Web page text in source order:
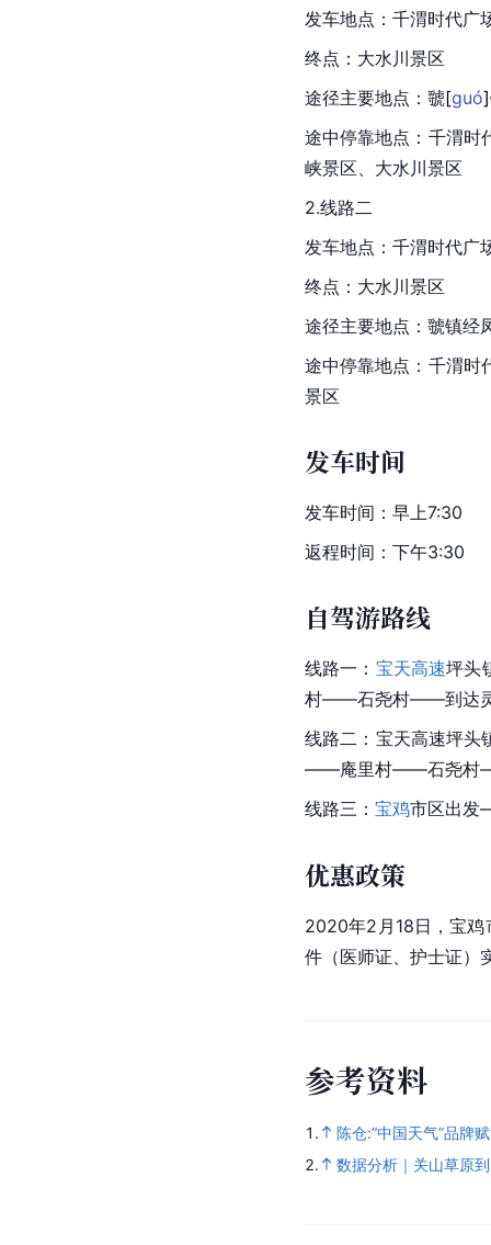
发车地点：千渭时代广
终点：大水川景区
途径主要地点： 虢[guó]
途中停靠地点：千渭时
峡景区、大水川景区
2.线路二
发车地点：千渭时代广
终点：大水川景区
途径主要地点： 虢镇经
途中停靠地点：千渭时
景区
发车时间
发车时间：早上7:30
返程时间：下午3:30
自驾游路线
线路一： 宝天高速坪头
村——石尧村——到达
线路二：宝天高速坪
——庵里村——石尧村
线路三： 宝鸡市区出
优惠政策
2020年2月18日，宝鸡
件（医师证、护士证）
参考资料
1.
陈仓:“中国天气”品牌
2.
数据分析｜关山草原